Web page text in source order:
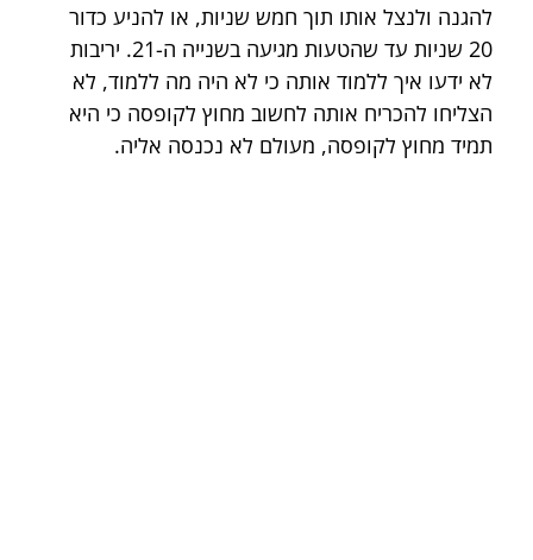
להגנה ולנצל אותו תוך חמש שניות, או להניע כדור
20 שניות עד שהטעות מגיעה בשנייה ה-21. יריבות
לא ידעו איך ללמוד אותה כי לא היה מה ללמוד, לא
הצליחו להכריח אותה לחשוב מחוץ לקופסה כי היא
תמיד מחוץ לקופסה, מעולם לא נכנסה אליה.